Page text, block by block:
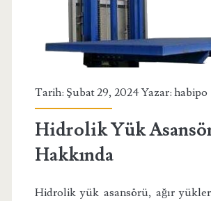
Asansörü</
Tarih: Şubat 29, 2024 Yazar: habipo
Hidrolik Yük
Hakkında
Hidrolik yük asansörü, ağır